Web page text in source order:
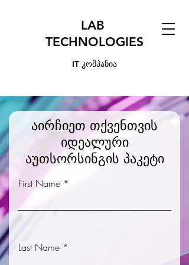
LAB
TECHNOLOGIES
IT კომპანია
აირჩიეთ თქვენთვის
იდეალური
აუთსორსინგის პაკეტი
First Name
Last Name